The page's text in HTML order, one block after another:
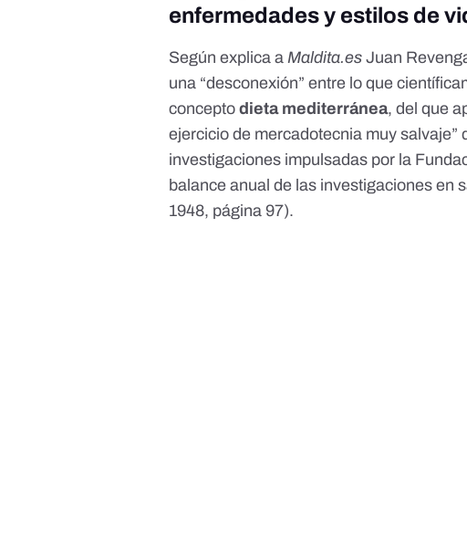
enfermedades y estilos de
Según explica a Maldita.es Juan
una “desconexión” entre lo que
conceptodieta mediterránea, del que
ejercicio de mercadotecnia muy salvaje”
investigaciones impulsadas por la
balance anual de las investigaciones en
1948, página 97).